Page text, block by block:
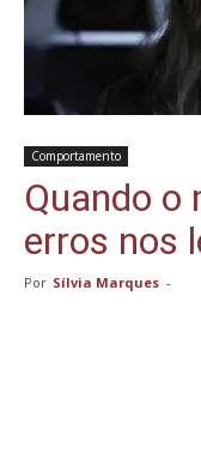
Comportamento
Quando o
erros nos
Por Sílvia Marques -